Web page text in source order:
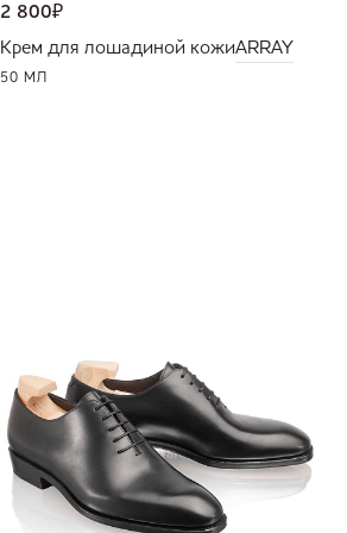
2 800₽
Крем для лошадиной кожиARRAY
50 МЛ